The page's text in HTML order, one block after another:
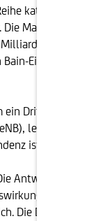
katapultiert.
Euro zu
Einschätzung
Drittel weniger
letztes Jahr.
ist weiter
Antwort ist nicht
Ob jedoch
Die Deutsche